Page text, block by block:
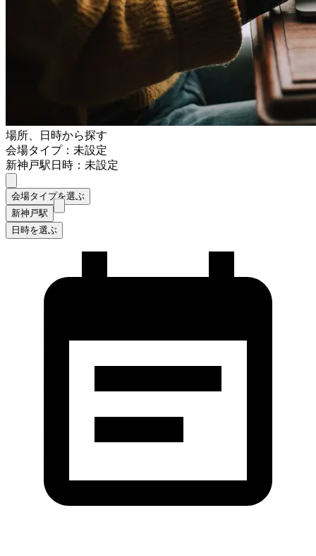
場所、日時から探す
会場タイプ：未設定
新神戸駅日時：未設定
会場タイプを選ぶ
新神戸駅
日時を選ぶ